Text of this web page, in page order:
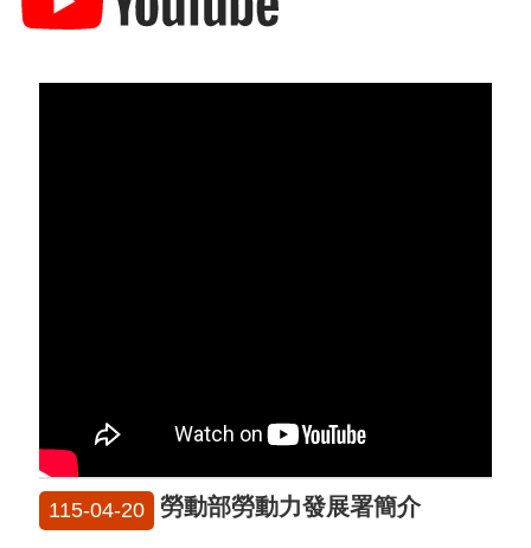
勞動部勞動力發展署簡介
115-04-20